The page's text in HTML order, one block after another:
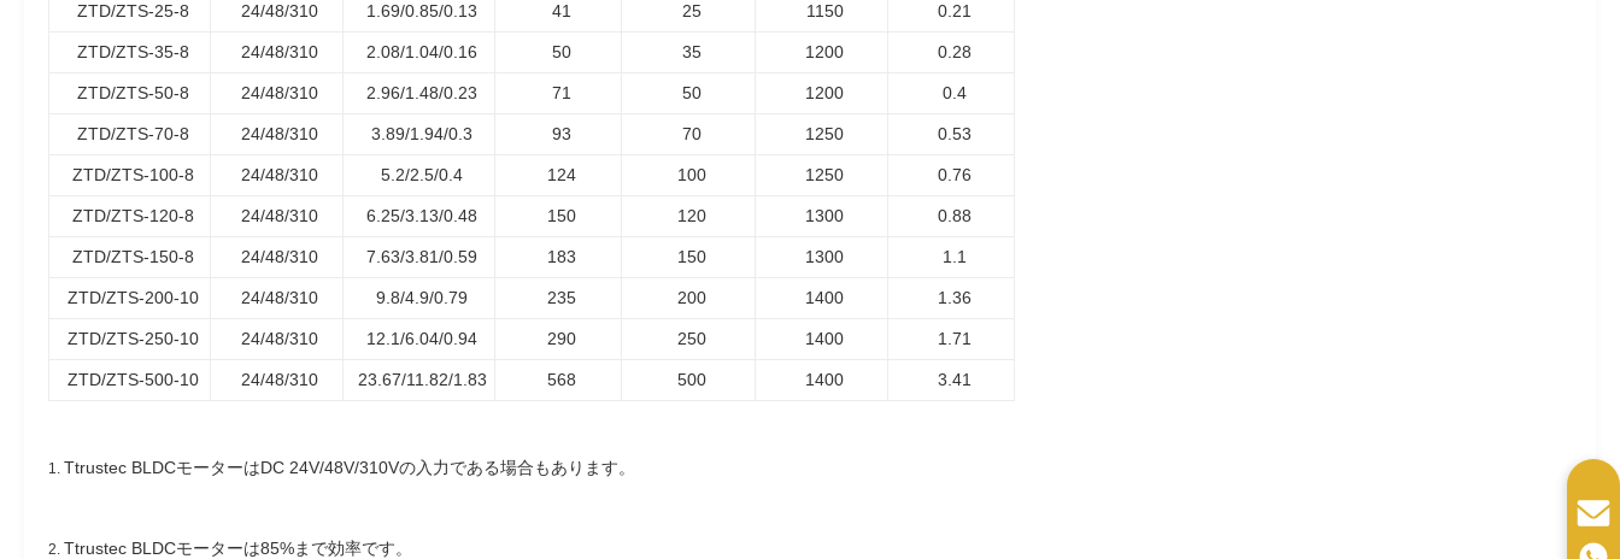
ZTD/ZTS-25-8 24/48/310 1.69/0.85/0.13 41 25 1150 0.21
ZTD/ZTS-35-8 24/48/310 2.08/1.04/0.16 50 35 1200 0.28
ZTD/ZTS-50-8 24/48/310 2.96/1.48/0.23 71 50 1200 0.4
ZTD/ZTS-70-8 24/48/310 3.89/1.94/0.3 93 70 1250 0.53
ZTD/ZTS-100-8 24/48/310 5.2/2.5/0.4 124 100 1250 0.76
ZTD/ZTS-120-8 24/48/310 6.25/3.13/0.48 150 120 1300 0.88
ZTD/ZTS-150-8 24/48/310 7.63/3.81/0.59 183 150 1300 1.1
ZTD/ZTS-200-10 24/48/310 9.8/4.9/0.79 235 200 1400 1.36
ZTD/ZTS-250-10 24/48/310 12.1/6.04/0.94 290 250 1400 1.71
ZTD/ZTS-500-10 24/48/310 23.67/11.82/1.83 568 500 1400 3.41
1. Ttrustec BLDCモーターはDC 24V/48V/310Vの入力である場合もあります。
2. Ttrustec BLDCモーターは85%まで効率です。